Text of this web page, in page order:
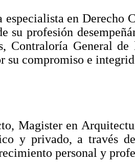
especialista en
su profesión
Contraloría General
su compromiso e
Magister en
y privado, a través
personal y